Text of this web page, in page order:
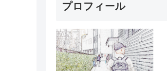
プロフィール